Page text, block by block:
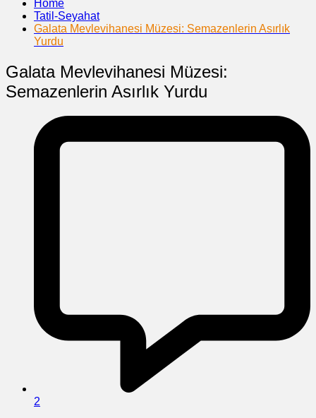
Home
Tatil-Seyahat
Galata Mevlevihanesi Müzesi: Semazenlerin Asırlık
Yurdu
Galata Mevlevihanesi Müzesi:
Semazenlerin Asırlık Yurdu
2